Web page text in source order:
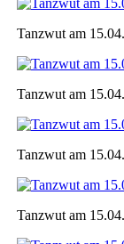
Tanzwut am
Tanzwut am
Tanzwut am
Tanzwut am